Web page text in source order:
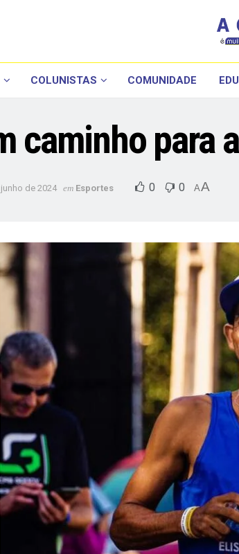
COLUNISTAS COMUNIDADE
caminho para
de 2024 em Esportes 0 0 AA